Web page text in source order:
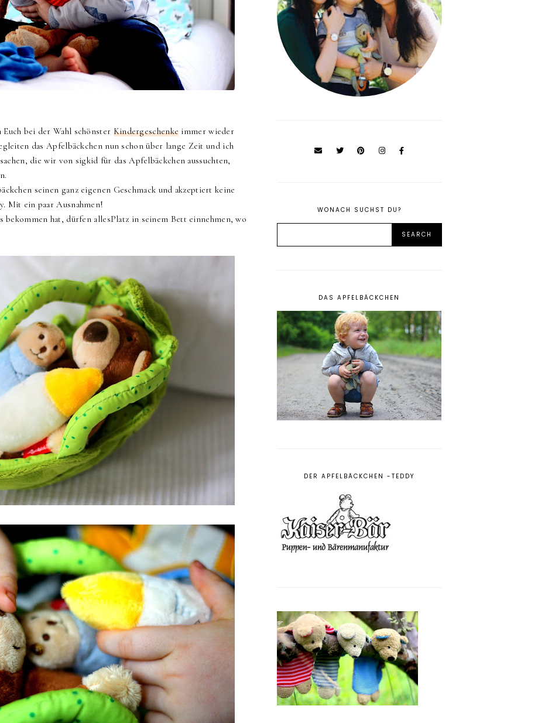
bei der Wahl schönster Kindergeschenke immer wieder
das Apfelbäckchen nun schon über lange Zeit und ich
die wir von sigkid für das Apfelbäckchen aussuchten,
seinen ganz eigenen Geschmack und akzeptiert keine
Mit ein paar Ausnahmen!
hat, dürfen allesPlatz in seinem Bett einnehmen, wo
WONACH SUCHST DU?
DAS APFELBÄCKCHEN
DER APFELBÄCKCHEN -TEDDY